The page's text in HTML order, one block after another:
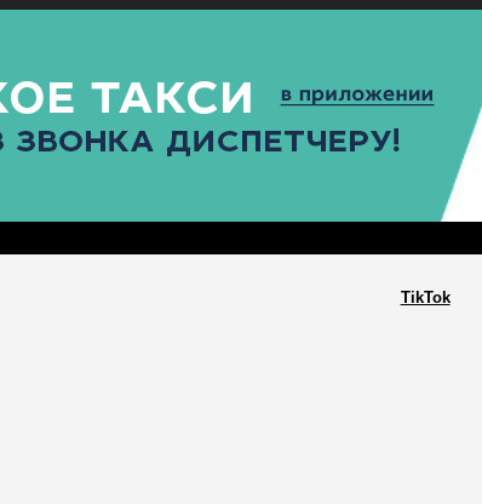
TikTok
СПОРТ КУЛЬТУРАПОСЕЛЕНИЯ ГЛАВНАЯ